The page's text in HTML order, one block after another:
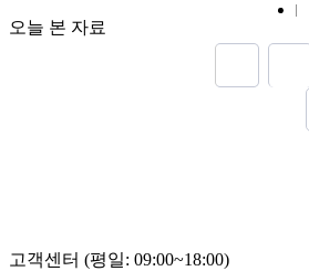
오늘 본 자료
고객센터 (평일: 09:00~18:00)